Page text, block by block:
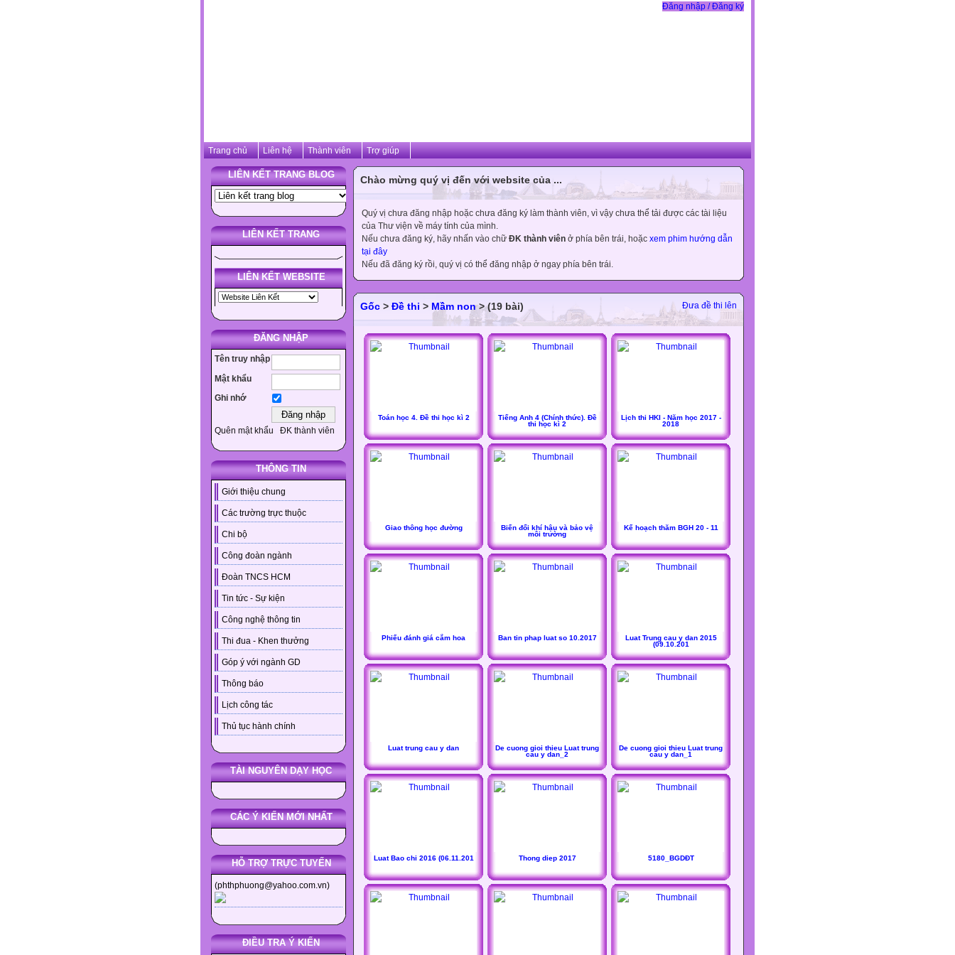
Đăng nhập / Đăng ký
Trang chủ Liên hệ Thành viên Trợ giúp
LIÊN KẾT TRANG BLOG
LIÊN KẾT TRANG
LIÊN KẾT WEBSITE
ĐĂNG NHẬP
Tên truy nhập
Mật khẩu
Ghi nhớ
Quên mật khẩu ĐK thành viên
THÔNG TIN
Giới thiệu chung
Các trường trực thuộc
Chi bộ
Công đoàn ngành
Đoàn TNCS HCM
Tin tức - Sự kiện
Công nghệ thông tin
Thi đua - Khen thưởng
Góp ý với ngành GD
Thông báo
Lịch công tác
Thủ tục hành chính
TÀI NGUYÊN DẠY HỌC
CÁC Ý KIẾN MỚI NHẤT
HỖ TRỢ TRỰC TUYẾN
(phthphuong@yahoo.com.vn)
ĐIỀU TRA Ý KIẾN
Chào mừng quý vị đến với website của ...
Quý vị chưa đăng nhập hoặc chưa đăng ký làm thành viên, vì vậy chưa thể tải được các tài liệu
của Thư viện về máy tính của mình.
Nếu chưa đăng ký, hãy nhấn vào chữ ĐK thành viên ở phía bên trái, hoặc xem phim hướng dẫn
tại đây
Nếu đã đăng ký rồi, quý vị có thể đăng nhập ở ngay phía bên trái.
Đưa đề thi lên
Gốc > Đề thi > Mầm non> (19 bài)
Toán học 4. Đề thi học kì 2
Tiếng Anh 4 (Chính thức). Đề
thi học kì 2
Lịch thi HKI - Năm học 2017 -
2018
Giao thông học đường
Biến đổi khí hậu và bảo vệ
môi trường
Kế hoạch thăm BGH 20 - 11
Phiếu đánh giá cắm hoa Ban tin phap luat so 10.2017
Luat Trung cau y dan 2015
(09.10.201
Luat trung cau y dan
De cuong gioi thieu Luat trung
cau y dan_2
De cuong gioi thieu Luat trung
cau y dan_1
Luat Bao chi 2016 (06.11.201 Thong diep 2017 5180_BGDĐT